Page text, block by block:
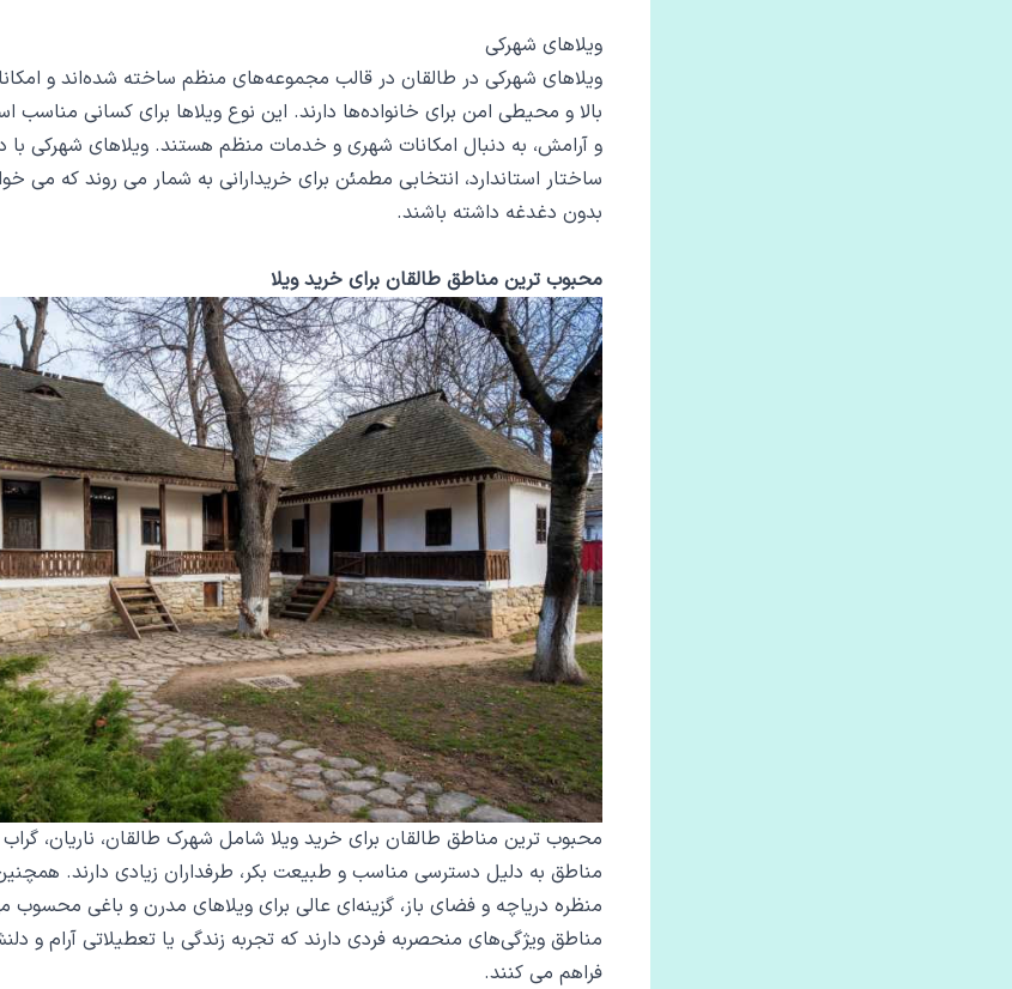
ویلاهای شهرکی
ویلاهای شهرکی در طالقان در قالب مجموعه‌های منظم ساخته شده‌اند و
بالا و محیطی امن برای خانواده‌ها دارند. این نوع ویلاها برای کسانی
و آرامش، به دنبال امکانات شهری و خدمات منظم هستند. ویلاهای شهرکی
ساختار استاندارد، انتخابی مطمئن برای خریدارانی به شمار می ‌روند که می
بدون دغدغه داشته باشند.
محبوب ‌ترین مناطق طالقان برای خرید ویلا
محبوب‌ ترین مناطق طالقان برای خرید ویلا شامل شهرک طالقان، ناریان،
مناطق به دلیل دسترسی مناسب و طبیعت بکر، طرفداران زیادی دارند.
منظره دریاچه و فضای باز، گزینه‌ای عالی برای ویلاهای مدرن و باغی محسوب
مناطق ویژگی‌های منحصربه ‌فردی دارند که تجربه زندگی یا تعطیلاتی آرام و
فراهم می‌ کنند.